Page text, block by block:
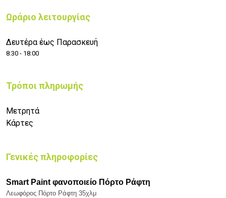
Ωράριο λειτουργίας
Δευτέρα έως Παρασκευή
8:30 - 18:00
Τρόποι πληρωμής
Μετρητά
Κάρτες
Γενικές πληροφορίες
Smart Paint φανοποιείο Πόρτο Ράφτη
Λεωφόρος Πόρτο Ράφτη 35χλμ